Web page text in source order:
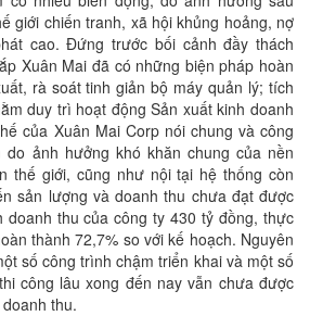
giới chiến tranh, xã hội khủng hoảng, nợ
cao. Đứng trước bối cảnh đầy thách
Xuân Mai đã có những biện pháp hoàn
rà soát tinh giản bộ máy quản lý; tích
duy trì hoạt động Sản xuất kinh doanh
của Xuân Mai Corp nói chung và công
do ảnh hưởng khó khăn chung của nền
thế giới, cũng như nội tại hệ thống còn
sản lượng và doanh thu chưa đạt được
doanh thu của công ty 430 tỷ đồng, thực
thành 72,7% so với kế hoạch. Nguyên
số công trình chậm triển khai và một số
công lâu xong đến nay vẫn chưa được
thu.